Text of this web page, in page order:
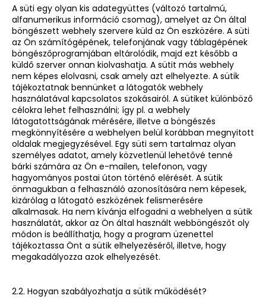
A süti egy olyan kis adategyüttes (változó tartalmú,
alfanumerikus információ csomag), amelyet az Ön által
böngészett webhely szervere küld az Ön eszközére. A süti
az Ön számítógépének, telefonjának vagy táblagépének
böngészőprogramjában eltárolódik, majd ezt később a
küldő szerver onnan kiolvashatja. A sütit más webhely
nem képes elolvasni, csak amely azt elhelyezte. A sütik
tájékoztatnak bennünket a látogatók webhely
használatával kapcsolatos szokásairól. A sütiket különböző
célokra lehet felhasználni; így pl. a webhely
látogatottságának mérésére, illetve a böngészés
megkönnyítésére a webhelyen belül korábban megnyitott
oldalak megjegyzésével. Egy süti sem tartalmaz olyan
személyes adatot, amely közvetlenül lehetővé tenné
bárki számára az Ön e-mailen, telefonon, vagy
hagyományos postai úton történő elérését. A sütik
önmagukban a felhasználó azonosítására nem képesek,
kizárólag a látogató eszközének felismerésére
alkalmasak. Ha nem kívánja elfogadni a webhelyen a sütik
használatát, akkor az Ön által használt webböngészőt oly
módon is beállíthatja, hogy a program üzenettel
tájékoztassa Önt a sütik elhelyezéséről, illetve, hogy
megakadályozza azok elhelyezését.
2.2. Hogyan szabályozhatja a sütik működését?